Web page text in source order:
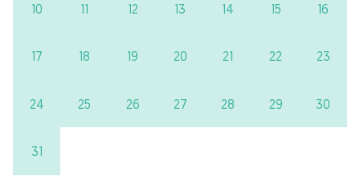
10 11 12 13 14 15 16
17 18 19 20 21 22 23
24 25 26 27 28 29 30
31